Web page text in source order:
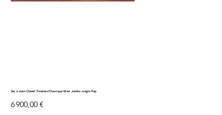
Sac à main Chanel Timeless/Classique Maxi Jumbo single flap
Prix
6 900,00 €